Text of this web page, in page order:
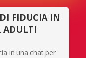
FIDUCIA IN
ADULTI
in una chat per